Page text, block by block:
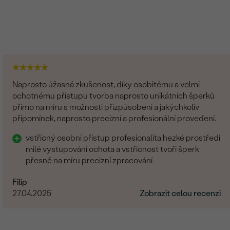
Naprosto úžasná zkušenost, díky osobitému a velmi
ochotnému přístupu tvorba naprosto unikátních šperků
přímo na míru s možností přizpůsobení a jakýchkoliv
připomínek, naprosto precizní a profesionální provedení.
vstřícný osobní přístup profesionalita hezké prostředí
milé vystupování ochota a vstřícnost tvoři šperk
přesně na míru precizní zpracování
Filip
27.04.2025
Zobrazit celou recenzi